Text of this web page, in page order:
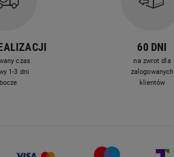
czas
1-3 dni
60 DNI
na zwrot dla
zalogowanych
klientów